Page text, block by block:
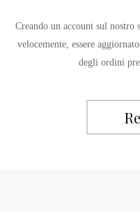
Creando un account sul
velocemente, essere
degli ordini